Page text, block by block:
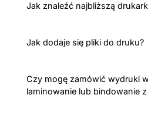
Jak znaleźć najbliższą
Jak dodaje się pliki do druku?
Czy mogę zamówić wydruki
laminowanie lub bindowanie